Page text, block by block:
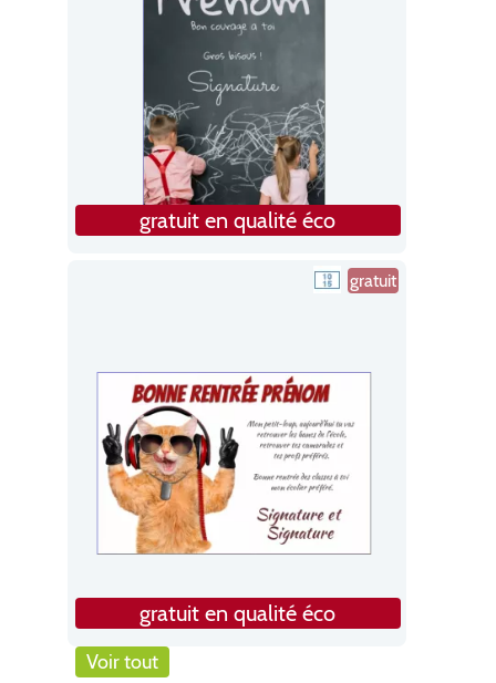
gratuit en qualité éco
gratuit
gratuit en qualité éco
Voir tout